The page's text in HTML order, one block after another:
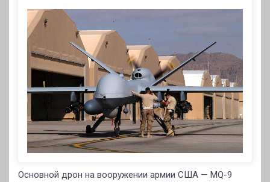
Основной дрон на вооружении армии США — MQ-9